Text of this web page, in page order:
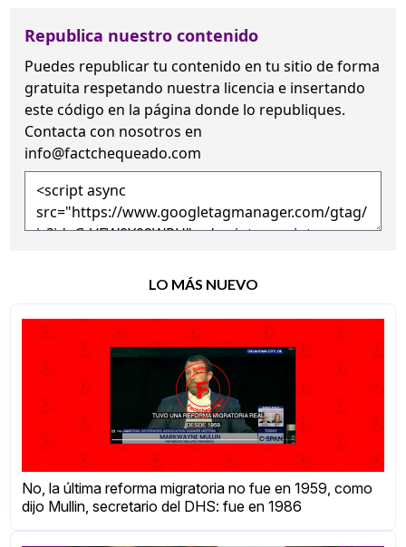
Republica nuestro contenido
Puedes republicar tu contenido en tu sitio de forma
gratuita respetando nuestra licencia e insertando
este código en la página donde lo republiques.
Contacta con nosotros en
info@factchequeado.com
LO MÁS NUEVO
No, la última reforma migratoria no fue en 1959, como
dijo Mullin, secretario del DHS: fue en 1986